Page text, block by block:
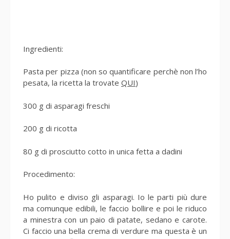
Ingredienti:
Pasta per pizza (non so quantificare perchè non l’ho
pesata, la ricetta la trovate QUI)
300 g di asparagi freschi
200 g di ricotta
80 g di prosciutto cotto in unica fetta a dadini
Procedimento:
Ho pulito e diviso gli asparagi. Io le parti più dure
ma comunque edibili, le faccio bollire e poi le riduco
a minestra con un paio di patate, sedano e carote.
Ci faccio una bella crema di verdure ma questa è un